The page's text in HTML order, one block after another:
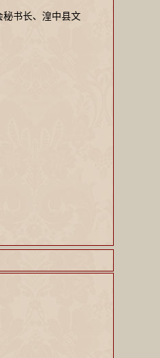
秘书长、湟中县文